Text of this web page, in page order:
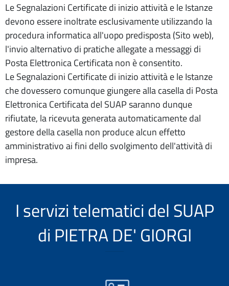
Le Segnalazioni Certificate di inizio attività e le Istanze
devono essere inoltrate esclusivamente utilizzando la
procedura informatica all'uopo predisposta (Sito web),
l'invio alternativo di pratiche allegate a messaggi di
Posta Elettronica Certificata non è consentito.
Le Segnalazioni Certificate di inizio attività e le Istanze
che dovessero comunque giungere alla casella di Posta
Elettronica Certificata del SUAP saranno dunque
rifiutate, la ricevuta generata automaticamente dal
gestore della casella non produce alcun effetto
amministrativo ai fini dello svolgimento dell'attività di
impresa.
I servizi telematici del SUAP
di PIETRA DE' GIORGI